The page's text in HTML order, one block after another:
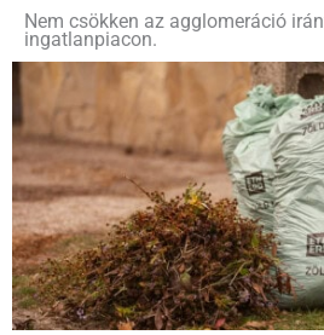
Nem csökken az agglomeráció
ingatlanpiacon.